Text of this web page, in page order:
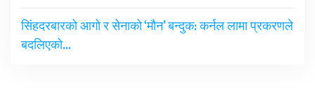
सिंहदरबारको आगो र सेनाको ‘मौन’ बन्दुक: कर्नल लामा प्रकरणले
बदलिएको…